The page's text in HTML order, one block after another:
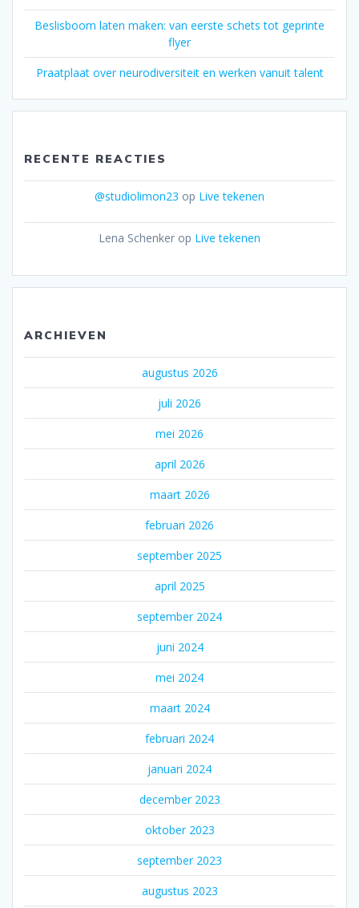
Beslisboom laten maken: van eerste schets tot geprinte
flyer
Praatplaat over neurodiversiteit en werken vanuit talent
RECENTE REACTIES
@studiolimon23 op Live tekenen
Lena Schenker op Live tekenen
ARCHIEVEN
augustus 2026
juli 2026
mei 2026
april 2026
maart 2026
februari 2026
september 2025
april 2025
september 2024
juni 2024
mei 2024
maart 2024
februari 2024
januari 2024
december 2023
oktober 2023
september 2023
augustus 2023